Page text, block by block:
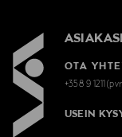
OTA
+358 9
USEIN